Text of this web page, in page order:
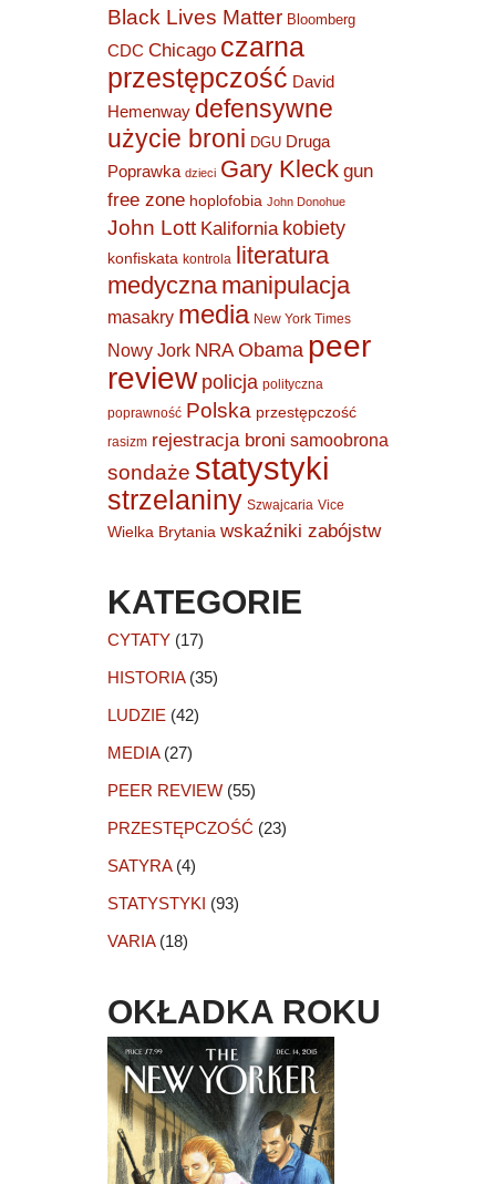
Black Lives Matter Bloomberg
CDC Chicago czarna
przestępczość David
Hemenway defensywne
użycie broni DGU Druga
Poprawka dzieci Gary Kleck gun
free zone hoplofobia John Donohue
John Lott Kalifornia kobiety
konfiskata kontrola literatura
medyczna manipulacja
masakry media New York Times
Nowy Jork NRA Obama peer
review policja polityczna
poprawność Polska przestępczość
rasizm rejestracja broni samoobrona
sondaże statystyki
strzelaniny Szwajcaria Vice
Wielka Brytania wskaźniki zabójstw
KATEGORIE
CYTATY(17)
HISTORIA(35)
LUDZIE (42)
MEDIA(27)
PEER REVIEW(55)
PRZESTĘPCZOŚĆ (23)
SATYRA(4)
STATYSTYKI (93)
VARIA(18)
OKŁADKA ROKU